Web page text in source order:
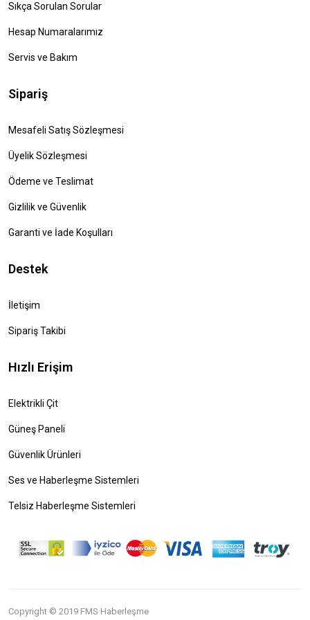
Sıkça Sorulan Sorular
Hesap Numaralarımız
Servis ve Bakım
Sipariş
Mesafeli Satış Sözleşmesi
Üyelik Sözleşmesi
Ödeme ve Teslimat
Gizlilik ve Güvenlik
Garanti ve İade Koşulları
Destek
İletişim
Sipariş Takibi
Hızlı Erişim
Elektrikli Çit
Güneş Paneli
Güvenlik Ürünleri
Ses ve Haberleşme Sistemleri
Telsiz Haberleşme Sistemleri
Copyright © 2019 FMS Haberleşme